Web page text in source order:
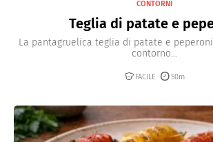
CONTORNI
Teglia di patate e
La pantagruelica teglia di patate e
contorno...
FACILE 50m